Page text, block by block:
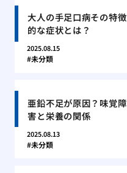
大人の手足口病その特徴
的な症状とは？
2025.08.15
未分類
亜鉛不足が原因？味覚障
害と栄養の関係
2025.08.13
未分類